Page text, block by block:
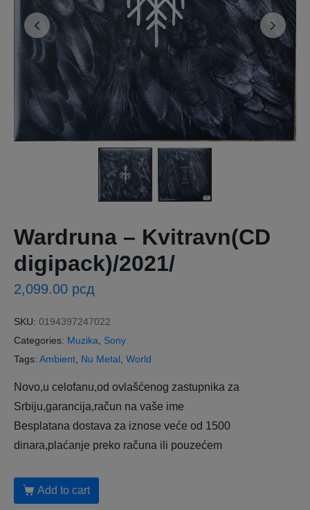
Wardruna – Kvitravn(CD
digipack)/2021/
2,099.00 рсд
SKU: 0194397247022
Categories: Muzika
Sony
Tags: Ambient Nu Metal World
Novo,u celofanu,od ovlašćenog zastupnika za
Srbiju,garancija,račun na vaše ime
Besplatana dostava za iznose veće od 1500
dinara,plaćanje preko računa ili pouzećem
Add to cart